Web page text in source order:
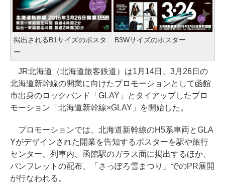
掲出されるB1サイズのポスタ
ー
B3Wサイズのポスター
JR北海道（北海道旅客鉄道）は1月14日、3月26日の
北海道新幹線の開業に向けたプロモーションとして函館
市出身のロックバンド「GLAY」とタイアップしたプロ
モーション「北海道新幹線×GLAY」を開始した。
プロモーションでは、北海道新幹線のH5系車両とGLA
Yがデザインされた開業を告知するポスターを駅や旅行
センター、列車内、函館駅のガラス面に掲出するほか、
パンフレットの配布、「さっぽろ雪まつり」でのPR展開
が行なわれる。